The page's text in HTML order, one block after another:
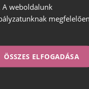
A weboldalunk
ÖSSZES ELFOGADÁSA